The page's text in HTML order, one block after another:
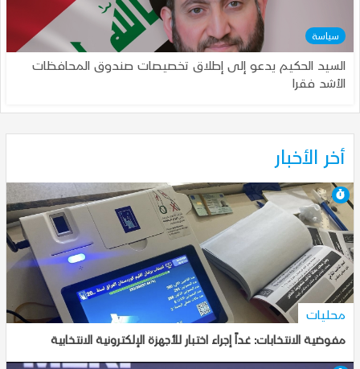
سياسة
السيد الحكيم يدعو إلى إطلاق تخصيصات صندوق المحافظات
الأشد فقرا
أخر الأخبار
محليات
7-10-2025, 18:46
مفوضية الانتخابات: غداً إجراء اختبار للأجهزة الإلكترونية الانتخابية